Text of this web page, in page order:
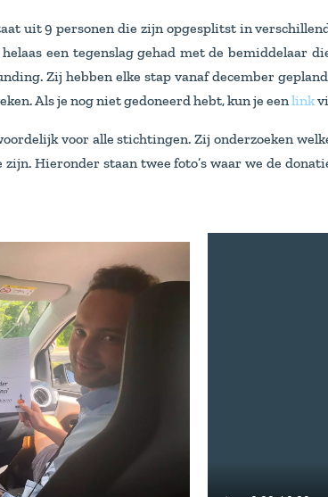
uit 9 personen die zijn opgesplitst in
een tegenslag gehad met de bemiddelaar
Zij hebben elke stap vanaf december
Als je nog niet gedoneerd hebt, kun je eenlink
voor alle stichtingen. Zij onderzoeken
Hieronder staan twee foto’s waar we de